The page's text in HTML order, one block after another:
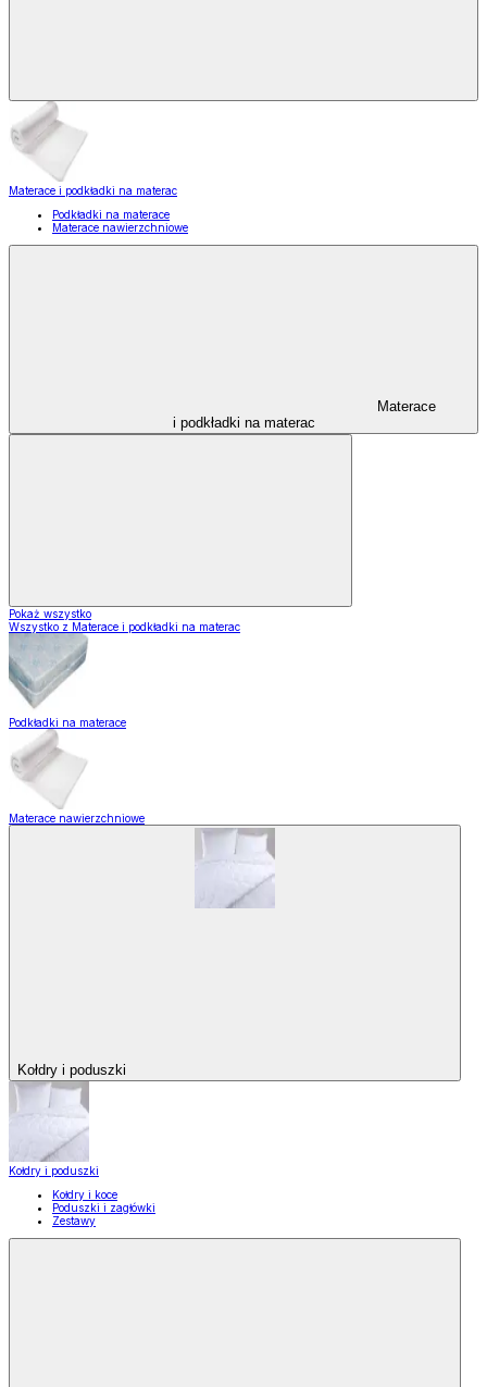
Materace i podkładki na materac
Podkładki na materace
Materace nawierzchniowe
Materace
i podkładki na materac
Pokaż wszystko
Wszystko z Materace i podkładki na materac
Podkładki na materace
Materace nawierzchniowe
Kołdry i poduszki
Kołdry i poduszki
Kołdry i koce
Poduszki i zagłówki
Zestawy